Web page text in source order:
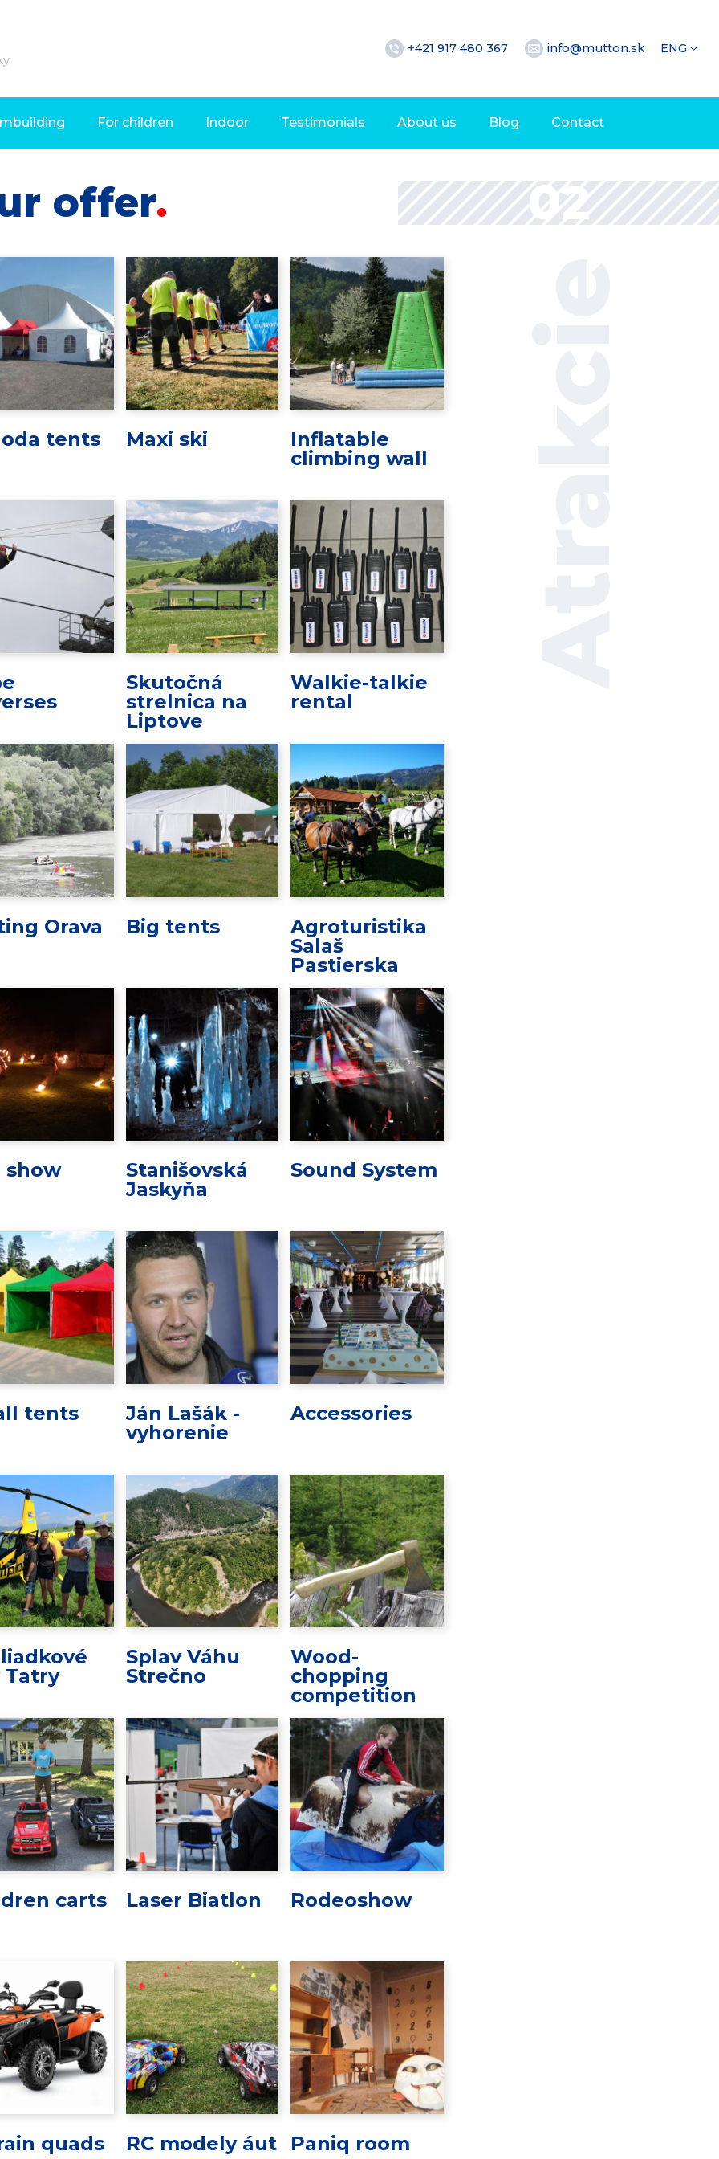
+421 917 480 367 info@mutton.sk ENG
For children Indoor Testimonials About us Blog Contact
offer 02
tents Maxi ski
Inflatable
climbing wall
Skutočná
strelnica na
Liptove
Walkie-talkie
rental
Orava Big tents
Agroturistika
Salaš
Pastierska
show
Stanišovská
Jaskyňa
Sound System
tents
Ján Lašák -
vyhorenie
Accessories
Tatry
Splav Váhu
Strečno
Wood-
chopping
competition
carts Laser Biatlon Rodeoshow
quads RC modely áut Paniq room